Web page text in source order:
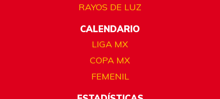
RAYOS DE LUZ
CALENDARIO
LIGA MX
COPA MX
FEMENIL